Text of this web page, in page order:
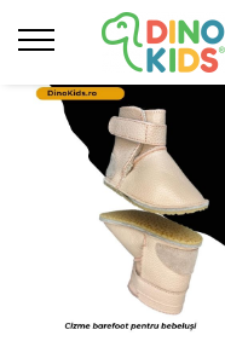
Suport clienti
Livrare
Politica de Retur
Livrare internationala
Formular de retur